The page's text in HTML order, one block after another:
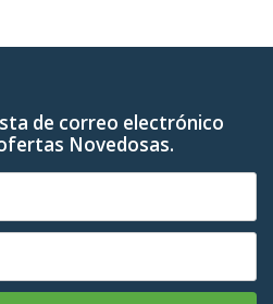
de correo electrónico
Novedosas.